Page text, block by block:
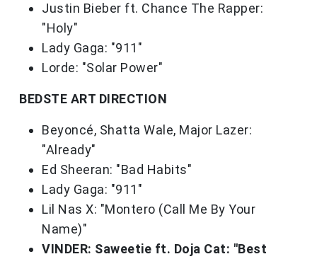
Justin Bieber ft. Chance The Rapper:
"Holy"
Lady Gaga: "911"
Lorde: "Solar Power"
BEDSTE ART DIRECTION
Beyoncé, Shatta Wale, Major Lazer:
"Already"
Ed Sheeran: "Bad Habits"
Lady Gaga: "911"
Lil Nas X: "Montero (Call Me By Your
Name)"
VINDER: Saweetie ft. Doja Cat: "Best